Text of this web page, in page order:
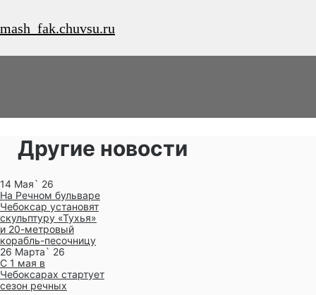
mash_fak.chuvsu.ru
Другие новости
14 Мая` 26
На Речном бульваре
Чебоксар установят
скульптуру «Тухья»
и 20-метровый
корабль-песочницу
26 Марта` 26
С 1 мая в
Чебоксарах стартует
сезон речных